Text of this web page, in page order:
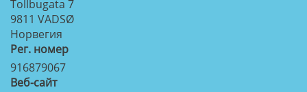
Tollbugata 7
9811 VADSØ
Норвегия
Рег. номер
916879067
Веб-сайт